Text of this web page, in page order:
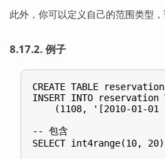
此外，你可以定义自己的范围类型
8.17.2. 例子
CREATE TABLE
INSERT INTO reservation
(1108, '[2010-01-01
-- 包含
SELECT int4range(10,